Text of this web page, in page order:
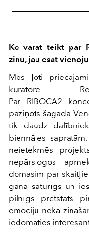
Ko varat teikt par
zinu, jau esat
Mēs ļoti
kuratore
Par RIBOCA2
paziņots šāgada
tik daudz
biennāles
neietekmēs
nepārslogos
domāsim par
gana saturīgs un
pilnīgs pretstats
emociju nekā
iedomāties